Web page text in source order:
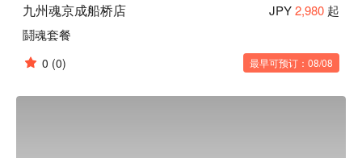
九州魂京成船桥店 JPY2,980 起
鬪魂套餐
0 (0) 最早可预订：08/08